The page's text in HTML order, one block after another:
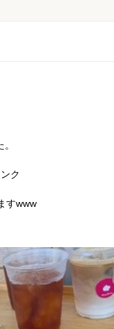
ク
すwww